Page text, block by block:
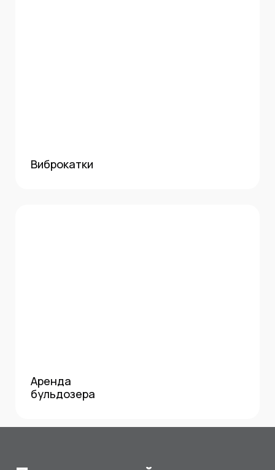
Виброкатки
Аренда
бульдозера